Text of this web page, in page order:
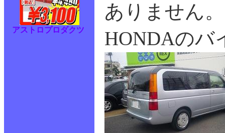
アストロプロダクツ
ありません。
HONDAのバ